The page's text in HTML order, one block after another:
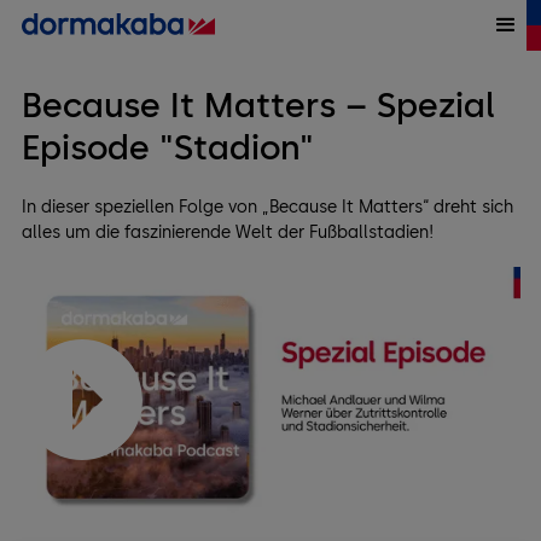
Because It Matters – Spezial
Episode "Stadion"
In dieser speziellen Folge von „Because It Matters“ dreht sich
alles um die faszinierende Welt der Fußballstadien!